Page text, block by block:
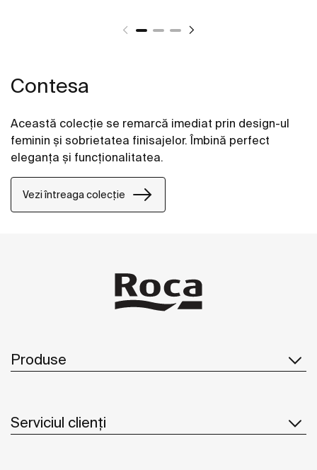
Contesa
Această colecţie se remarcă imediat prin design-ul
feminin şi sobrietatea finisajelor. Îmbină perfect
eleganţa şi funcţionalitatea.
Vezi întreaga colecție
Produse
Serviciul clienți